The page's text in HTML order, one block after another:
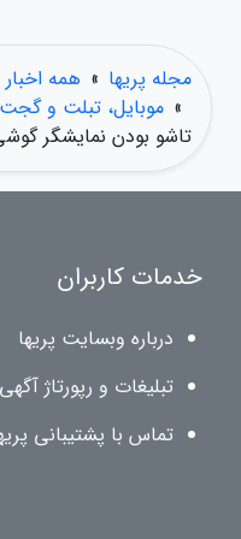
مجله پریها » همه
» موبایل، تبلت و
تاشو بودن نمایشگر
خدمات کاربران
درباره وبسایت پریها
تبلیغات و رپورتاژ آگهی
تماس با پشتیبانی